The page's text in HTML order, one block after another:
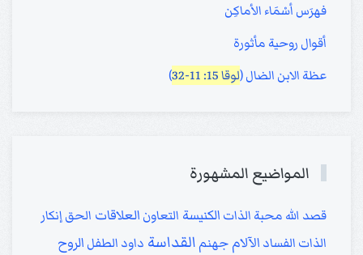
فهرَس أسْمَاء الأماكِن
أقوال روحية مأثورة
عظة الابن الضال (لوقا 15: 11-32 )
المواضيع المشهورة
قصد الله محبة الذات الكنيسة التعاون العلاقات الحقإنكار
الذات الفساد الآلام جهنم القداسة داود الطفل الروح